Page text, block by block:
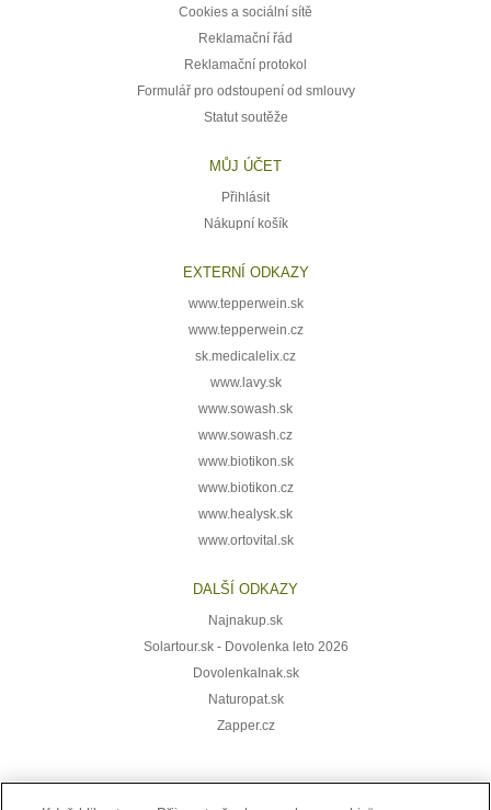
Cookies a sociální sítě
Reklamační řád
Reklamační protokol
Formulář pro odstoupení od smlouvy
Statut soutěže
MŮJ ÚČET
Přihlásit
Nákupní košík
EXTERNÍ ODKAZY
www.tepperwein.sk
www.tepperwein.cz
sk.medicalelix.cz
www.lavy.sk
www.sowash.sk
www.sowash.cz
www.biotikon.sk
www.biotikon.cz
www.healysk.sk
www.ortovital.sk
DALŠÍ ODKAZY
Najnakup.sk
Solartour.sk - Dovolenka leto 2026
DovolenkaInak.sk
Naturopat.sk
Zapper.cz